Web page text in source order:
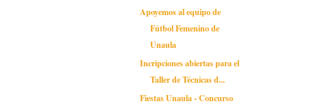
Apoyemos al equipo de
Fútbol Femenino de
Unaula
Incripciones abiertas para el
Taller de Técnicas d...
Fiestas Unaula - Concurso